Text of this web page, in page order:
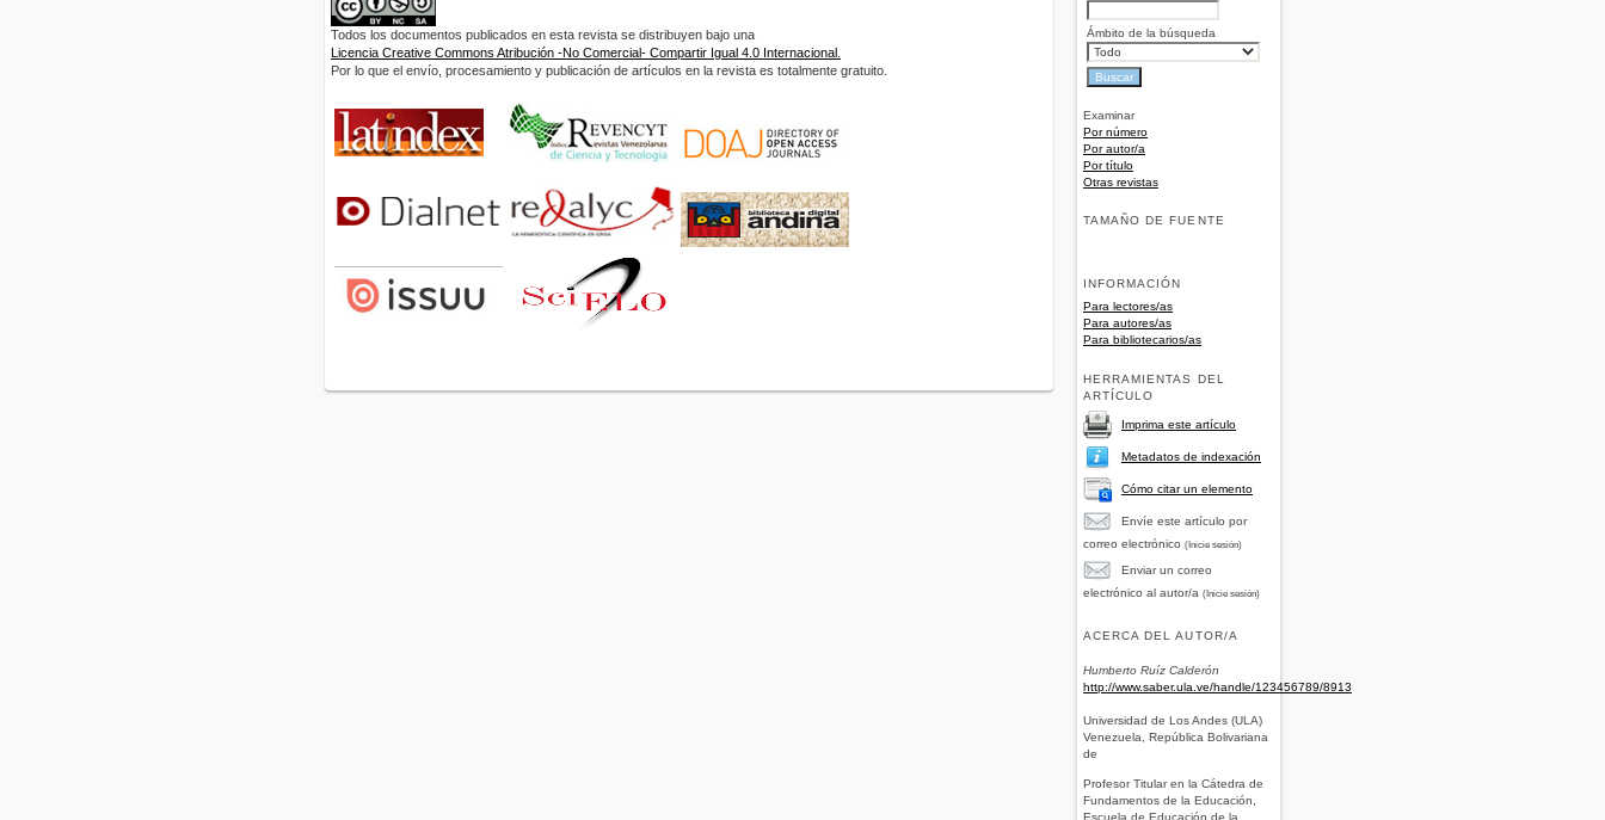
Ámbito de la búsqueda
Examinar
Por número
Por autor/a
Por título
Otras revistas
TAMAÑO DE FUENTE
INFORMACIÓN
Para lectores/as
Para autores/as
Para bibliotecarios/as
HERRAMIENTAS DEL
ARTÍCULO
Imprima este artículo
Metadatos de indexación
Cómo citar un elemento
Envíe este artículo por
correo electrónico (Inicie sesión)
Enviar un correo
electrónico al autor/a (Inicie sesión)
ACERCA DEL AUTOR/A
Humberto Ruíz Calderón
http://www.saber.ula.ve/handle/123456789/8913
Universidad de Los Andes (ULA)
Venezuela, República Bolivariana
de
Profesor Titular en la Cátedra de
Fundamentos de la Educación,
Escuela de Educación de la
Todos los documentos publicados en esta revista se distribuyen bajo una
Licencia Creative Commons Atribución -No Comercial- Compartir Igual 4.0 Internacional.
Por lo que el envío, procesamiento y publicación de artículos en la revista es totalmente gratuito.